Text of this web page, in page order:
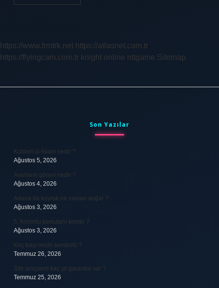
Ve
https://www.frmtrk.net https://atlasnet.com.tr
https://flyingcam.com.tr knight online nttgame Sitemap
Son Yazılar
Kubbet-ül-İslam nedir ?
Ağustos 5, 2026
Avarların görevi nedir ?
Ağustos 4, 2026
Adana’da kuyruk ne zaman doğar ?
Ağustos 3, 2026
5. Kolordu komutanı kimdir ?
Ağustos 3, 2026
Koç başı neyin sembolü ?
Temmuz 26, 2026
Sıfır araçların kaç yıl garantisi var ?
Temmuz 25, 2026